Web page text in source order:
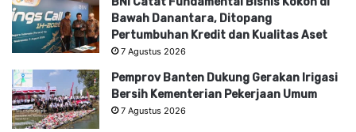
Bawah Danantara, Ditopang
Pertumbuhan Kredit dan Kualitas Aset
7 Agustus 2026
Pemprov Banten Dukung Gerakan Irigasi
Bersih Kementerian Pekerjaan Umum
7 Agustus 2026